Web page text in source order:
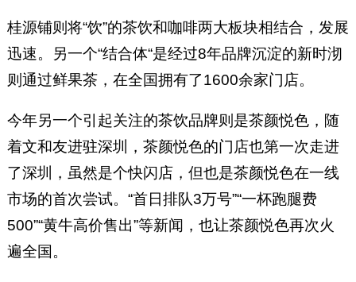
桂源铺则将“饮”的茶饮和咖啡两大板块相结合，发展
迅速。另一个“结合体“是经过8年品牌沉淀的新时沏
则通过鲜果茶，在全国拥有了1600余家门店。
今年另一个引起关注的茶饮品牌则是茶颜悦色，随
着文和友进驻深圳，茶颜悦色的门店也第一次走进
了深圳，虽然是个快闪店，但也是茶颜悦色在一线
市场的首次尝试。“首日排队3万号”“一杯跑腿费
500”“黄牛高价售出”等新闻，也让茶颜悦色再次火
遍全国。